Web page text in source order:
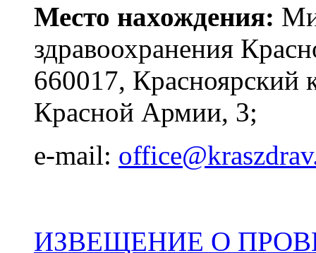
Место нахождения:
здравоохранения
660017, Красноярский
Красной Армии, 3;
e-mail:
ИЗВЕЩЕНИЕ О